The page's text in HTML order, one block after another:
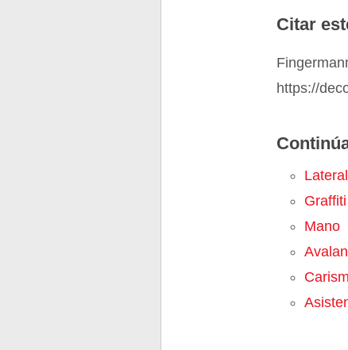
Citar
https://
Graffiti
Mano